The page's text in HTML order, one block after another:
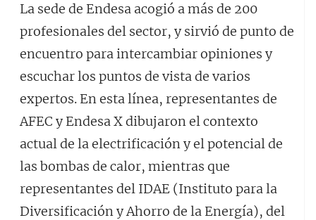
La sede de Endesa acogió a más de 200
profesionales del sector, y sirvió de punto de
encuentro para intercambiar opiniones y
escuchar los puntos de vista de varios
expertos. En esta línea, representantes de
AFEC y Endesa X dibujaron el contexto
actual de la electrificación y el potencial de
las bombas de calor, mientras que
representantes del IDAE (Instituto para la
Diversificación y Ahorro de la Energía), del